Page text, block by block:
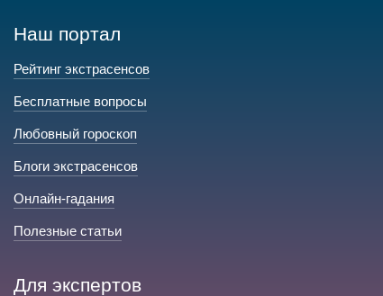
Наш портал
Рейтинг экстрасенсов
Бесплатные вопросы
Любовный гороскоп
Блоги экстрасенсов
Онлайн-гадания
Полезные статьи
Для экспертов